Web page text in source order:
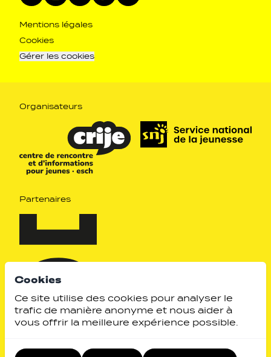
Cookies
Ce site utilise des cookies pour analyser le
trafic de manière anonyme et nous aider à
vous offrir la meilleure expérience possible.
Navigation pied de page
Mentions légales
Cookies
Gérer les cookies
Organisateurs
Partenaires
Identity by Website by